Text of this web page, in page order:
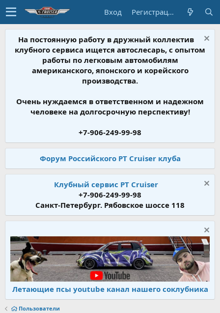
Вход Регистрация
На постоянную работу в дружный коллектив
клубного сервиса ищется автослесарь, с опытом
работы по легковым автомобилям
американского, японского и корейского
производства.
Очень нуждаемся в ответственном и надежном
человеке на долгосрочную перспективу!
+7-906-249-99-98
Форум Российского PT Cruiser клуба
Клубный сервис PT Cruiser
+7-906-249-99-98
Санкт-Петербург. Рябовское шоссе 118
Летающие псы youtube канал нашего соклубника
Пользователи